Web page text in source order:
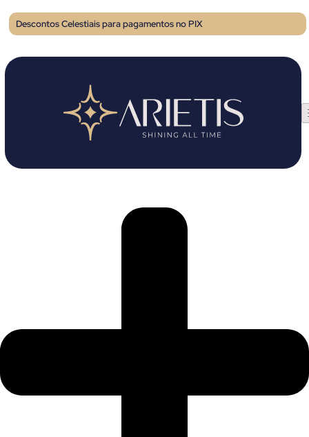
Descontos Celestiais para pagamentos no PIX